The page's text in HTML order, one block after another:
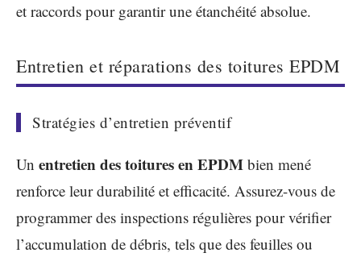
et raccords pour garantir une étanchéité absolue.
Entretien et réparations des toitures EPDM
Stratégies d’entretien préventif
Un entretien des toitures en EPDM bien mené
renforce leur durabilité et efficacité. Assurez-vous de
programmer des inspections régulières pour vérifier
l’accumulation de débris, tels que des feuilles ou